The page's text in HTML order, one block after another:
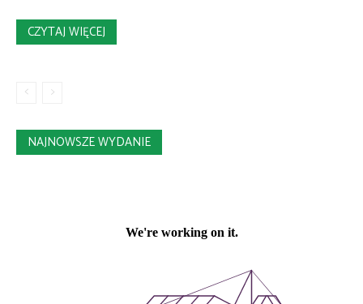
CZYTAJ WIĘCEJ
NAJNOWSZE WYDANIE